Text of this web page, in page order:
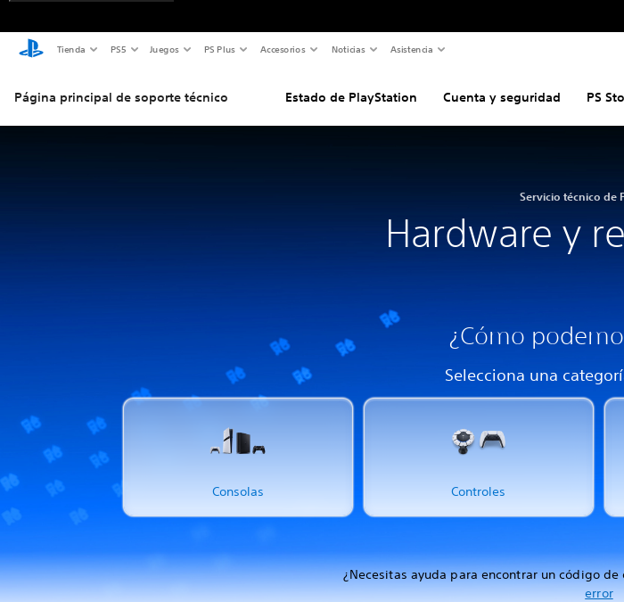
Tienda PS5 Juegos PS Plus Accesorios Noticias Asistencia
Página principal de soporte técnico Estado de PlayStation Cuenta y seguridad PS
Servicio técnico de
Hardware y
¿Cómo
Selecciona una
Consolas Controles
¿Necesitas ayuda para encontrar un código
error